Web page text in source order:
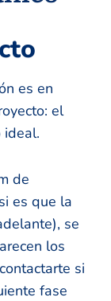
es en
el
ideal.
de
es que la
se
los
si
fase